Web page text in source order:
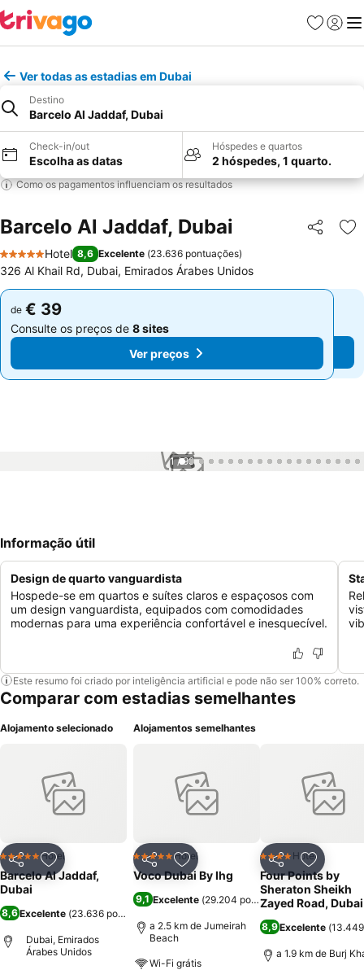
Favoritos
Iniciar
Ver todas as estadias em Dubai
Destino
Barcelo Al Jaddaf, Dubai
Check-in/out
Escolha as datas
Hóspedes e quartos
2 hóspedes, 1 quarto.
Como os pagamentos influenciam os resultados
Barcelo Al Jaddaf, Dubai Partilhar
5 Estrelas
Hotel 8,6 Excelente (23.636 pontuações)
326 Al Khail Rd, Dubai, Emirados Árabes Unidos
de € 39
Consulte os preços de 8 sites
Ver preços
de € 39
Consulte os preços de 8 sites
Ver preços
1 / 99
Informação útil
Design de quarto vanguardista
Hospede-se em quartos e suítes claros e espaçosos com
um design vanguardista, equipados com comodidades
modernas para uma experiência confortável e inesquecível.
Este resumo foi criado por inteligência artificial e pode não ser 100% correto.
Comparar com estadias semelhantes
Alojamento selecionado
PartilharAdicionar aos favoritos
5 EstrelasHotel
Barcelo Al Jaddaf,
Dubai
8,6Excelente (23.636 pontuações
Dubai, Emirados
Árabes Unidos
Alojamentos semelhantes
PartilharAdicionar aos favoritos
5 EstrelasHotel
Voco Dubai By Ihg
9,1 Excelente (29.204 pontuações )
a 2.5 km de Jumeirah
Beach
Wi-Fi grátis
Partilhar
4 EstrelasHotel
Four Points by
Sheraton Sheikh
Zayed Road, Dubai
8,9Excelente (
a 1.9 km de Burj